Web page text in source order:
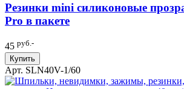
Резинки mini силиконовые
Pro в пакете
45 руб.-
Купить
Арт. SLN40V-1/60